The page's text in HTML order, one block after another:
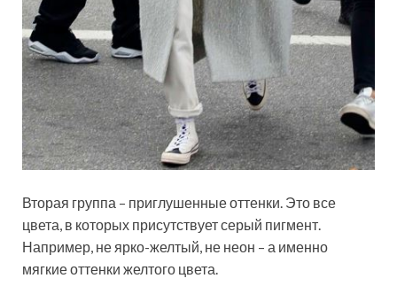
Вторая группа – приглушенные оттенки. Это все
цвета, в которых присутствует серый пигмент.
Например, не ярко-желтый, не неон – а именно
мягкие оттенки желтого цвета.